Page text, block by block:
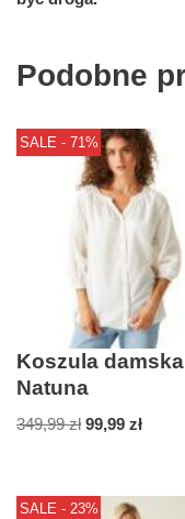
Podobne
SALE - 71%
Koszula damska
Natuna
349,99zł 99,99 zł
SALE - 23%